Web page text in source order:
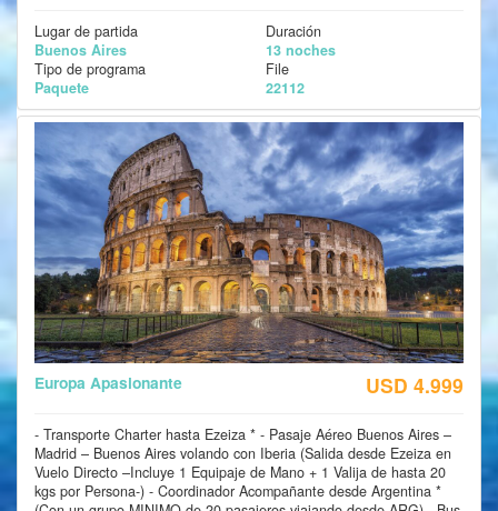
Lugar de partida
Buenos Aires
Duración
13 noches
Tipo de programa
Paquete
File
22112
Europa Apasionante USD 4.999
- Transporte Charter hasta Ezeiza * - Pasaje Aéreo Buenos Aires –
Madrid – Buenos Aires volando con Iberia (Salida desde Ezeiza en
Vuelo Directo –Incluye 1 Equipaje de Mano + 1 Valija de hasta 20
kgs por Persona-) - Coordinador Acompañante desde Argentina *